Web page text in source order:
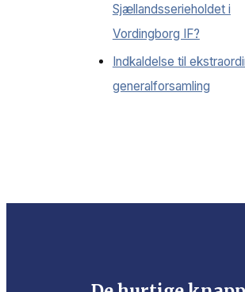
Sjællandsserieholdet i
Vordingborg IF?
Indkaldelse til
generalforsamling